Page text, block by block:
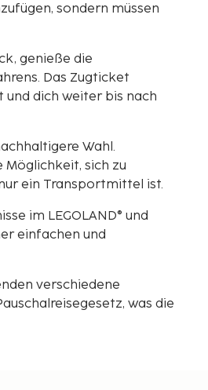
sondern müssen
genieße die
Das Zugticket
und dich weiter bis nach
Wahl.
sich zu
ein Transportmittel ist.
im LEGOLAND® und
einfachen und
verschiedene
was die